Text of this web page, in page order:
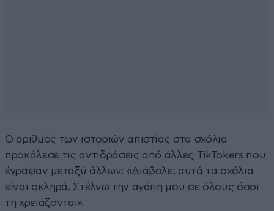
Ο αριθμός των ιστοριών απιστίας στα σχόλια
προκάλεσε τις αντιδράσεις από άλλες TikTokers που
έγραψαν μεταξύ άλλων: «Διάβολε, αυτά τα σχόλια
είναι σκληρά. Στέλνω την αγάπη μου σε όλους όσοι
τη χρειάζονται».